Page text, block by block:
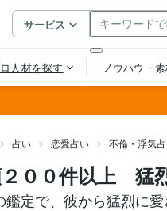
占い 恋愛占い 不倫・浮気
００件以上 猛
鑑定で、彼から猛烈に